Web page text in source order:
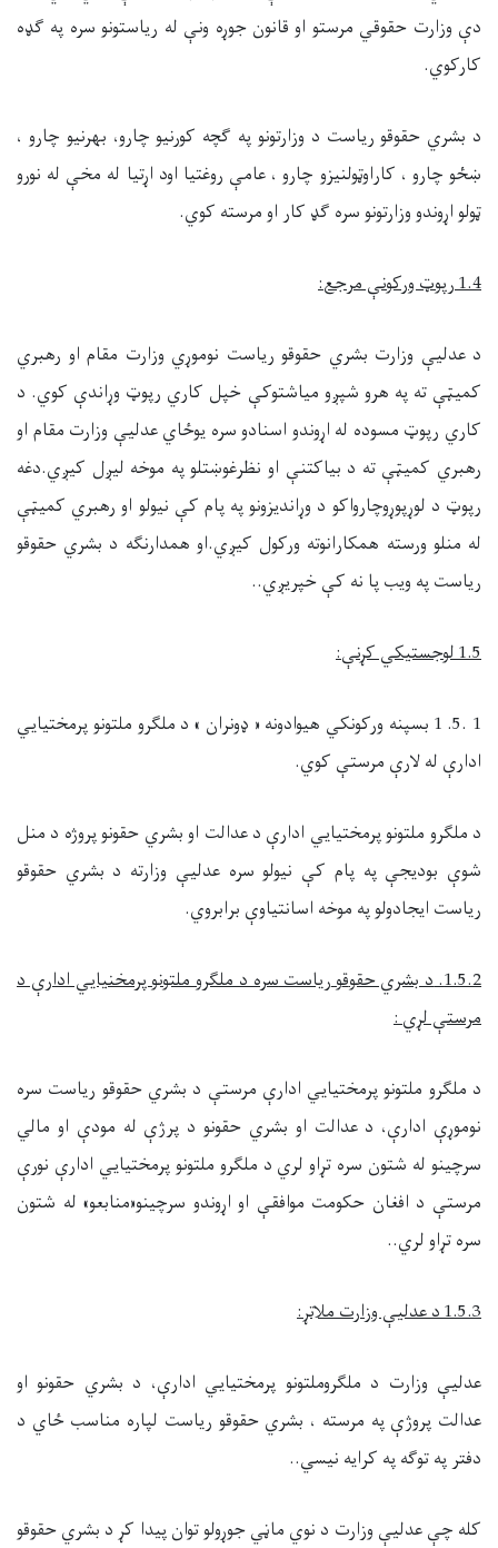
دې وزارت حقوقي مرستو او قانون جوړه ونې له رياستونو سره په ګډه
کارکوي.
د بشري حقوقو ریاست د وزارتونو په ګچه کورنيو چارو، بهرنيو چارو ،
ښځو چارو ، کاراوټولنيزو چارو ، عامې روغتيا اود اړتيا له مخې له نورو
ټولو اړوندو وزارتونو سره ګډ کار او مرسته کوي.
1.4رپوټ ورکونې مرجع:
د عدليې وزارت بشري حقوقو ریاست نوموړي وزارت مقام او رهبري
کميټې ته په هرو شپږو مياشتوکې خپل کاري رپوټ وړاندې کوي. د
کاري رپوټ مسوده له اړوندو اسنادو سره يوځاي عدليې وزارت مقام او
رهبري کميټې ته د بياکتنې او نظرغوښتلو په موخه ليږل کيږي.دغه
رپوټ د لوړپوړوچارواکو د وړانديزونو په پام کې نيولو او رهبري کميټې
له منلو ورسته همکارانوته ورکول کيږي.او همدارنګه د بشري حقوقو
ریاست په ويب پا نه کې خپريږي..
1.5لوجستيکي کړنې:
1 .5. 1 بسپنه ورکونکي هيوادونه « ډونران » د ملګرو ملتونو پرمختيايي
ادارې له لارې مرستې کوي.
د ملګرو ملتونو پرمختيايي ادارې د عدالت او بشري حقونو پروژه د منل
شوې بوديجې په پام کې نيولو سره عدليې وزارته د بشري حقوقو
ریاست ايجادولو په موخه اسانتياوې برابروي.
1.5.2. د بشري حقوقوریاستسره د ملګرو ملتونو پرمخنيايي ادارې د
مرستې لړي:
د ملګرو ملتونو پرمختيايي ادارې مرستې د بشري حقوقو ریاست سره
نوموړې ادارې، د عدالت او بشري حقونو د پرژې له مودې او مالي
سرچينو له شتون سره تړاو لري د ملګرو ملتونو پرمختيايي ادارې نورې
مرستې د افغان حکومت موافقې او اړوندو سرچينو«منابعو» له شتون
سره تړاو لري..
1.5.3د عدليې وزارت ملاتړ:
عدليې وزارت د ملګروملتونو پرمختيايي ادارې، د بشري حقونو او
عدالت پروژې په مرسته ، بشري حقوقو ریاست لپاره مناسب ځاي د
دفتر په توګه په کرايه نيسي..
کله چې عدليې وزارت د نوي ماڼي جوړولو توان پيدا کړ د بشري حقوقو